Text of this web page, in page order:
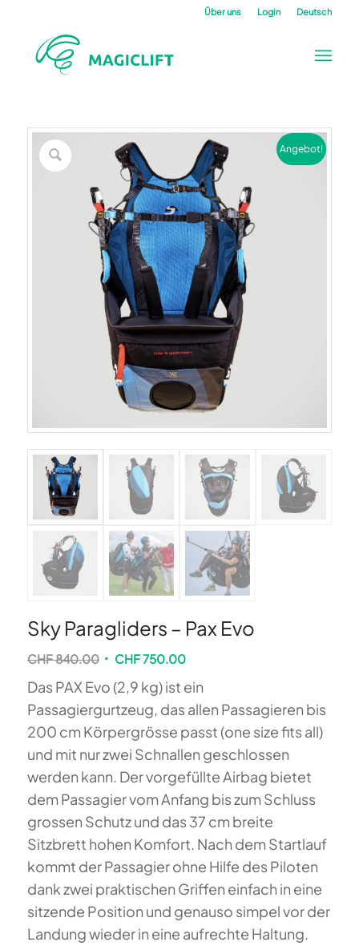
Über uns Login Deutsch
Angebot!
Sky Paragliders – Pax Evo
CHF840.00 Ursprünglicher
war:
CHF 840.00
CHF750.00Aktueller
ist:
CHF 750.00.
Das PAX Evo (2,9 kg) ist ein
Passagiergurtzeug, das allen Passagieren bis
200 cm Körpergrösse passt (one size fits all)
und mit nur zwei Schnallen geschlossen
werden kann. Der vorgefüllte Airbag bietet
dem Passagier vom Anfang bis zum Schluss
grossen Schutz und das 37 cm breite
Sitzbrett hohen Komfort. Nach dem Startlauf
kommt der Passagier ohne Hilfe des Piloten
dank zwei praktischen Griffen einfach in eine
sitzende Position und genauso simpel vor der
Landung wieder in eine aufrechte Haltung.